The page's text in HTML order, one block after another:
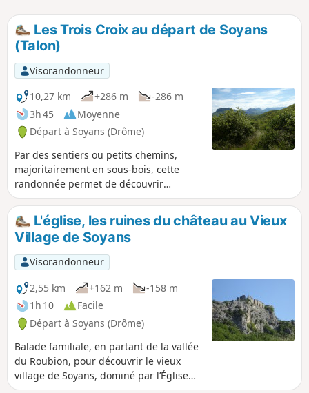
Les Trois Croix au départ de Soyans
(Talon)
Visorandonneur
10,27 km
+286 m
-286 m
3h 45
Moyenne
Départ à Soyans (Drôme)
Par des sentiers ou petits chemins,
majoritairement en sous-bois, cette
randonnée permet de découvrir
quelques beaux points de vues ainsi
que les vestiges d'un ancien village
perché et fortifié. Le sommet du village,
où sont implantées trois croix, offre un
magnifique belvédère avec une table
d'orientation. Panorama à 270° sur les
contreforts du Vercors et du Diois,
Roche Colombe, les Trois Becs, la
Montagne de Couspeau, le Nord de la
vallée du Rhône et les monts ardéchois.
L'église, les ruines du château au Vieux
Village de Soyans
Visorandonneur
2,55 km
+162 m
-158 m
1h 10
Facile
Départ à Soyans (Drôme)
Balade familiale, en partant de la vallée
du Roubion, pour découvrir le vieux
village de Soyans, dominé par l’Église
romane Saint-Marcel et les ruines du